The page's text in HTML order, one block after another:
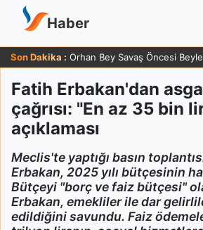
Haber
Son Dakika : Orhan Bey Savaş Öncesi
Fatih Erbakan'dan
çağrısı: "En az 35 bin
açıklaması
Meclis'te yaptığı basın
Erbakan, 2025 yılı bütçesinin
Bütçeyi "borç ve faiz bütçesi"
Erbakan, emekliler ile dar
edildiğini savundu. Faiz